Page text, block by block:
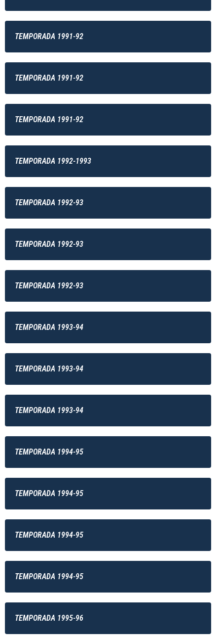
TEMPORADA 1991-92
TEMPORADA 1991-92
TEMPORADA 1991-92
TEMPORADA 1992-1993
TEMPORADA 1992-93
TEMPORADA 1992-93
TEMPORADA 1992-93
TEMPORADA 1993-94
TEMPORADA 1993-94
TEMPORADA 1993-94
TEMPORADA 1994-95
TEMPORADA 1994-95
TEMPORADA 1994-95
TEMPORADA 1994-95
TEMPORADA 1995-96